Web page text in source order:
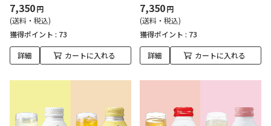
7,350円
(送料・税込)
獲得ポイント : 73
詳細 カートに入れる
7,350円
(送料・税込)
獲得ポイント : 73
詳細 カートに入れる